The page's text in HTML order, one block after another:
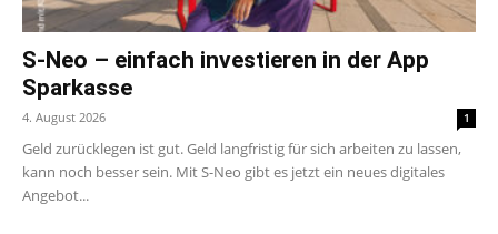
S-Neo – einfach investieren in der App
Sparkasse
4. August 2026 1
Geld zurücklegen ist gut. Geld langfristig für sich arbeiten zu lassen,
kann noch besser sein. Mit S-Neo gibt es jetzt ein neues digitales
Angebot...